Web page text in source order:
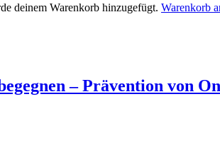
deinem Warenkorb hinzugefügt. Warenkorb
– Prävention von